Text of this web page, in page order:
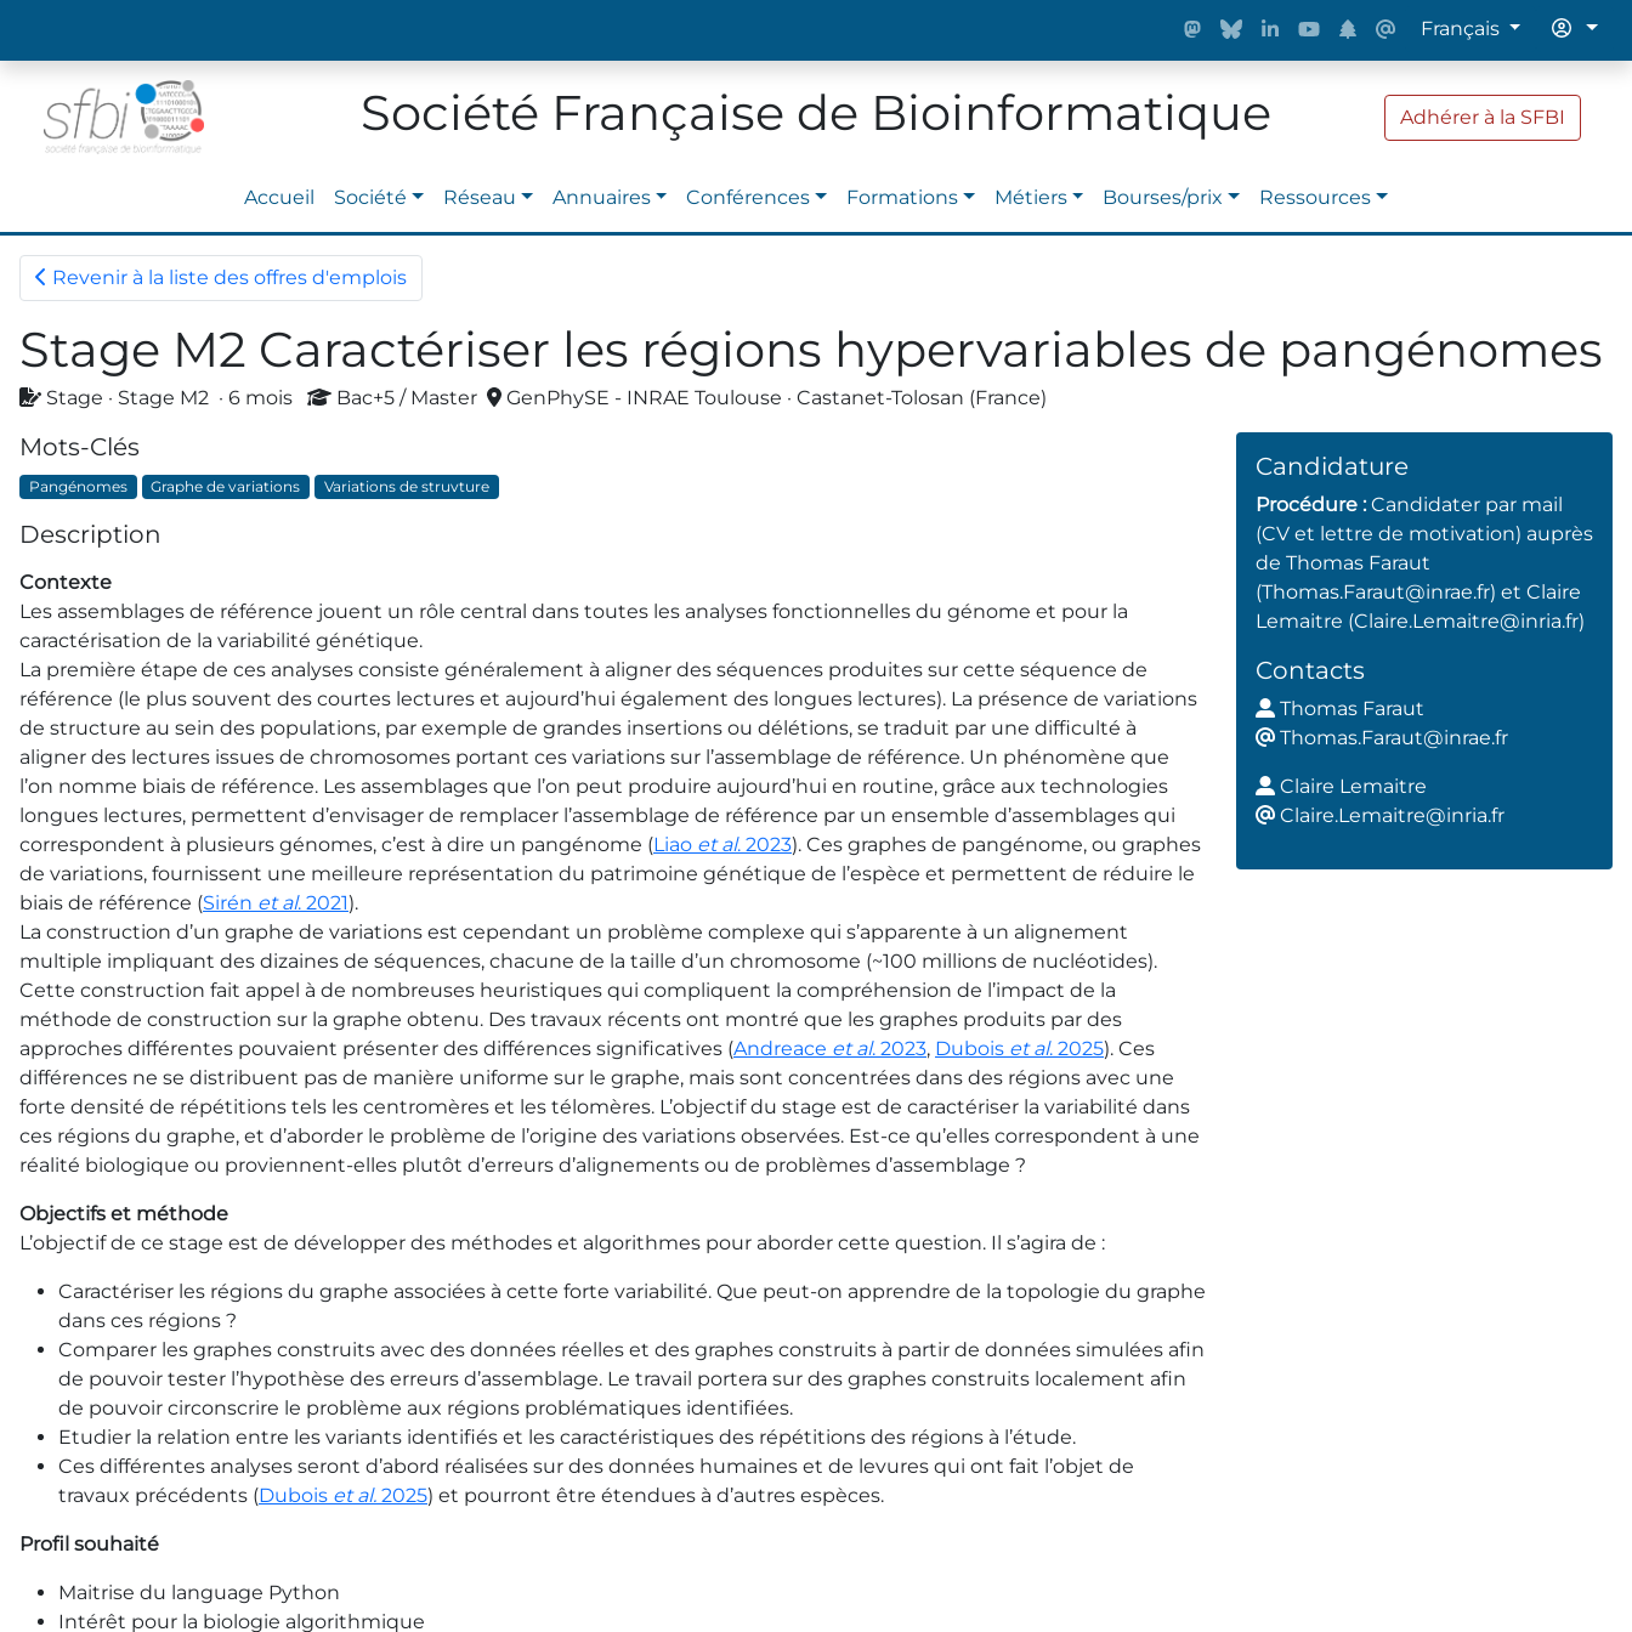
Français
Société Française de Bioinformatique Adhérer à la SFBI
Accueil Société Réseau Annuaires Conférences Formations Métiers Bourses/prix Ressources
Revenir à la liste des offres d'emplois
Stage M2 Caractériser les régions hypervariables de pangénomes
Stage · Stage M2 · 6 mois Bac+5 / Master GenPhySE - INRAE Toulouse · Castanet-Tolosan (France)
Mots-Clés
Pangénomes Graphe de variations Variations de struvture
Description
Contexte
Les assemblages de référence jouent un rôle central dans toutes les analyses fonctionnelles du génome et pour la
caractérisation de la variabilité génétique.
La première étape de ces analyses consiste généralement à aligner des séquences produites sur cette séquence de
référence (le plus souvent des courtes lectures et aujourd’hui également des longues lectures). La présence de variations
de structure au sein des populations, par exemple de grandes insertions ou délétions, se traduit par une difficulté à
aligner des lectures issues de chromosomes portant ces variations sur l’assemblage de référence. Un phénomène que
l’on nomme biais de référence. Les assemblages que l’on peut produire aujourd’hui en routine, grâce aux technologies
longues lectures, permettent d’envisager de remplacer l’assemblage de référence par un ensemble d’assemblages qui
correspondent à plusieurs génomes, c’est à dire un pangénome (Liao et al. 2023). Ces graphes de pangénome, ou graphes
de variations, fournissent une meilleure représentation du patrimoine génétique de l’espèce et permettent de réduire le
biais de référence (Sirén et al. 2021).
La construction d’un graphe de variations est cependant un problème complexe qui s’apparente à un alignement
multiple impliquant des dizaines de séquences, chacune de la taille d’un chromosome (~100 millions de nucléotides).
Cette construction fait appel à de nombreuses heuristiques qui compliquent la compréhension de l’impact de la
méthode de construction sur la graphe obtenu. Des travaux récents ont montré que les graphes produits par des
approches différentes pouvaient présenter des différences significatives (Andreace et al. 2023, Dubois et al. 2025). Ces
différences ne se distribuent pas de manière uniforme sur le graphe, mais sont concentrées dans des régions avec une
forte densité de répétitions tels les centromères et les télomères. L’objectif du stage est de caractériser la variabilité dans
ces régions du graphe, et d’aborder le problème de l’origine des variations observées. Est-ce qu’elles correspondent à une
réalité biologique ou proviennent-elles plutôt d’erreurs d’alignements ou de problèmes d’assemblage ?
Objectifs et méthode
L’objectif de ce stage est de développer des méthodes et algorithmes pour aborder cette question. Il s’agira de :
Caractériser les régions du graphe associées à cette forte variabilité. Que peut-on apprendre de la topologie du graphe
dans ces régions ?
Comparer les graphes construits avec des données réelles et des graphes construits à partir de données simulées afin
de pouvoir tester l’hypothèse des erreurs d’assemblage. Le travail portera sur des graphes construits localement afin
de pouvoir circonscrire le problème aux régions problématiques identifiées.
Etudier la relation entre les variants identifiés et les caractéristiques des répétitions des régions à l’étude.
Ces différentes analyses seront d’abord réalisées sur des données humaines et de levures qui ont fait l’objet de
travaux précédents (Dubois et al. 2025) et pourront être étendues à d’autres espèces.
Profil souhaité
Maitrise du language Python
Intérêt pour la biologie algorithmique
Candidature
Procédure :Candidater par mail
(CV et lettre de motivation) auprès
de Thomas Faraut
(Thomas.Faraut@inrae.fr) et Claire
Lemaitre (Claire.Lemaitre@inria.fr)
Contacts
Thomas Faraut
Thomas.Faraut@inrae.fr
Claire Lemaitre
Claire.Lemaitre@inria.fr